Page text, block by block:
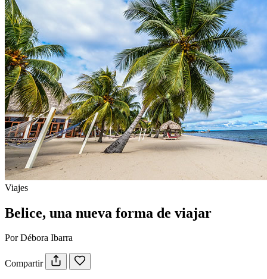
Viajes
Belice, una nueva forma de viajar
Por Débora Ibarra
Compartir